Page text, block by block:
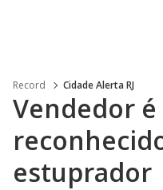
Record Cidade Alerta RJ
Vendedor
estuprador